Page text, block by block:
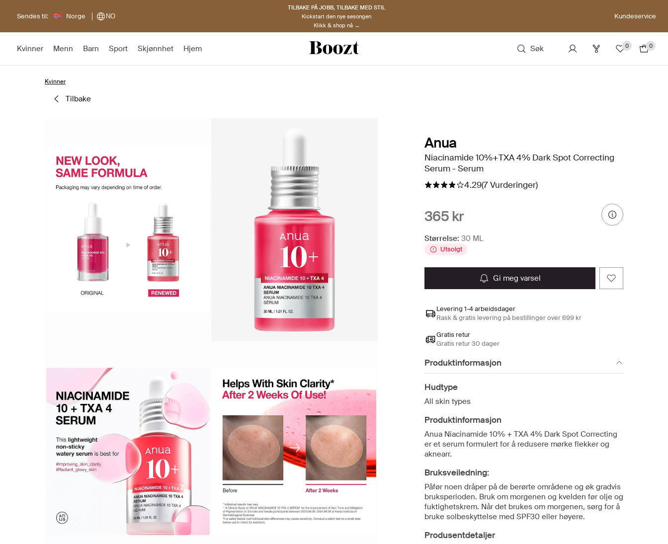
Sendes til: Norge NO
TILBAKE PÅ JOBB, TILBAKE MED STIL
Kickstart den nye sesongen
Klikk & shop nå →
Kundeservice
Kvinner Menn Barn Sport Skjønnhet Hjem Søk 0 0
Kvinner
tilbake
Anua
Niacinamide 10%+TXA 4% Dark Spot Correcting
Serum - Serum
4.29(7 Vurderinger)
365 kr
Størrelse: 30 ML
Utsolgt
gi meg varsel
Levering 1-4 arbeidsdager
Rask & gratis levering på bestillinger over 699 kr
Gratis retur
Gratis retur 30 dager
Produktinformasjon
Hudtype
All skin types
Produktinformasjon
Anua Niacinamide 10% + TXA 4% Dark Spot Correcting
er et serum formulert for å redusere mørke flekker og
aknearr.
Bruksveiledning:
Påfør noen dråper på de berørte områdene og øk gradvis
bruksperioden. Bruk om morgenen og kvelden før olje og
fuktighetskrem. Når det brukes om morgenen, sørg for å
bruke solbeskyttelse med SPF30 eller høyere.
Produsentdetaljer